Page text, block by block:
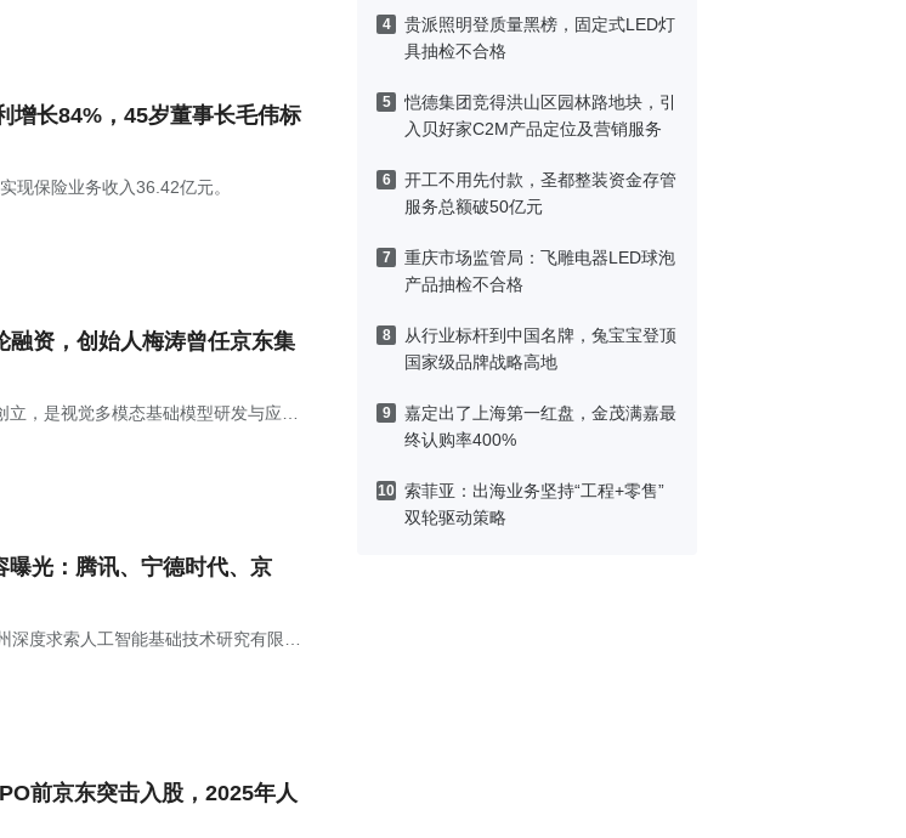
4
贵派照明登质量黑榜，固定式LED灯
具抽检不合格
5
恺德集团竞得洪山区园林路地块，引
入贝好家C2M产品定位及营销服务
6
开工不用先付款，圣都整装资金存管
服务总额破50亿元
7
重庆市场监管局：飞雕电器LED球泡
产品抽检不合格
8
从行业标杆到中国名牌，兔宝宝登顶
国家级品牌战略高地
9
嘉定出了上海第一红盘，金茂满嘉最
终认购率400%
10 索菲亚：出海业务坚持“工程+零售”
双轮驱动策略
增长84%，45岁董事长毛伟标
现保险业务收入36.42亿元。
融资，创始人梅涛曾任京东集
，是视觉多模态基础模型研发与应用
光：腾讯、宁德时代、京
度求索人工智能基础技术研究有限公
前京东突击入股，2025年人